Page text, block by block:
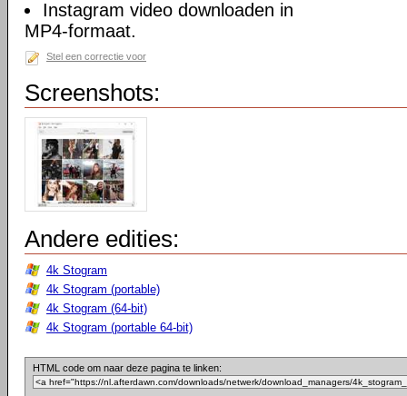
Instagram video downloaden in
MP4-formaat.
Stel een correctie voor
Screenshots:
Andere edities:
4k Stogram
4k Stogram (portable)
4k Stogram (64-bit)
4k Stogram (portable 64-bit)
HTML code om naar deze pagina te linken: